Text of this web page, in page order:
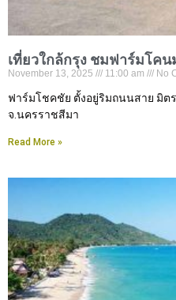
เที่ยวใกล้กรุง ชมฟาร์มโค
November 13, 2025 11:00 am No
ฟาร์มโชคชัย ตั้งอยู่ริมถนนสาย มิต
จ.นครราชสีมา
Read More »